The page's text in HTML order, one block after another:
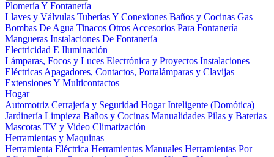
Plomería Y Fontanería
Llaves y Válvulas Tuberías Y Conexiones Baños y Cocinas Gas
Bombas De Agua Tinacos Otros Accesorios Para Fontanería
Mangueras Instalaciones De Fontanería
Electricidad E Iluminación
Lámparas, Focos y Luces Electrónica y Proyectos Instalaciones
Eléctricas Apagadores, Contactos, Portalámparas y Clavijas
Extensiones Y Multicontactos
Hogar
Automotriz Cerrajería y Seguridad Hogar Inteligente (Domótica)
Jardinería Limpieza Baños y Cocinas Manualidades Pilas y Baterias
Mascotas TV y Video Climatización
Herramientas y Maquinas
Herramienta Eléctrica Herramientas Manuales Herramientas Por